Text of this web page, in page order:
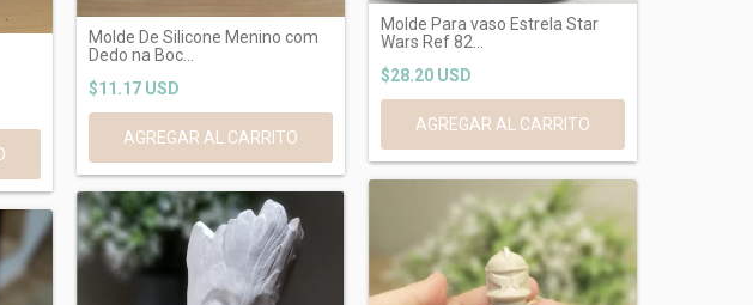
Molde De Silicone Menino com
Dedo na Boc...
$11.17 USD
Molde Para vaso Estrela Star
Wars Ref 82...
$28.20 USD